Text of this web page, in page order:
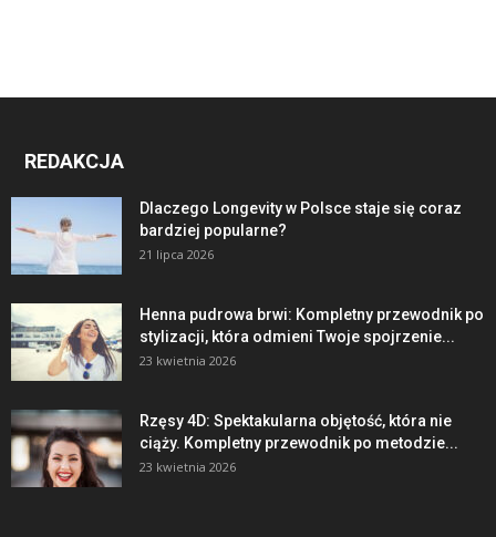
REDAKCJA
Dlaczego Longevity w Polsce staje się coraz
bardziej popularne?
21 lipca 2026
Henna pudrowa brwi: Kompletny przewodnik po
stylizacji, która odmieni Twoje spojrzenie...
23 kwietnia 2026
Rzęsy 4D: Spektakularna objętość, która nie
ciąży. Kompletny przewodnik po metodzie...
23 kwietnia 2026